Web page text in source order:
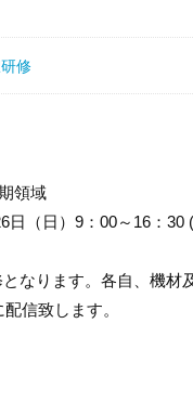
修
領域
日（日）9：00～16：
なります。各⾃、機材
信致します。